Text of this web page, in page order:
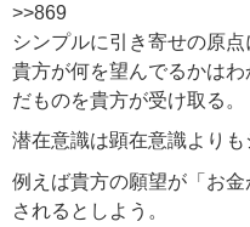
>>869
シンプルに引き寄せの原点
貴方が何を望んでるかは
だものを貴方が受け取る。
潜在意識は顕在意識よりも
例えば貴方の願望が「お
されるとしよう。